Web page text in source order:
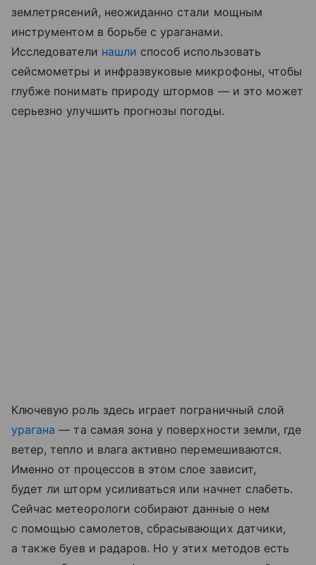
землетрясений, неожиданно стали мощным
инструментом в борьбе с ураганами.
Исследователи нашли способ использовать
сейсмометры и инфразвуковые микрофоны, чтобы
глубже понимать природу штормов — и это может
серьезно улучшить прогнозы погоды.
Ключевую роль здесь играет пограничный слой
урагана — та самая зона у поверхности земли, где
ветер, тепло и влага активно перемешиваются.
Именно от процессов в этом слое зависит,
будет ли шторм усиливаться или начнет слабеть.
Сейчас метеорологи собирают данные о нем
с помощью самолетов, сбрасывающих датчики,
а также буев и радаров. Но у этих методов есть